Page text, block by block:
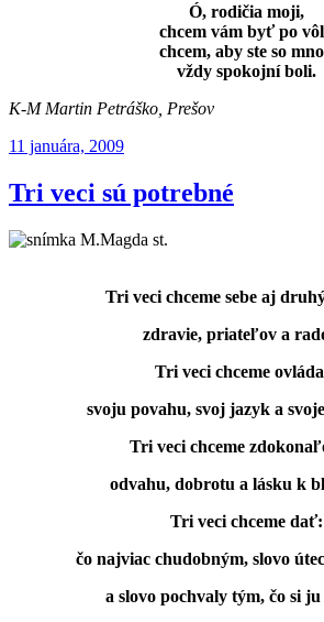
Ó, rodičia moji,
chcem vám byť po
chcem, aby ste so
vždy spokojní boli.
K-M Martin Petráško, Prešov
Publikované
11 januára, 2009
Tri veci sú potrebné
Tri veci chceme sebe aj
zdravie, priateľov a
Tri veci chceme
svoju povahu, svoj jazyk a
Tri veci chceme
odvahu, dobrotu a lásku k
Tri veci chceme dať:
čo najviac chudobným, slovo
a slovo pochvaly tým, čo si ju